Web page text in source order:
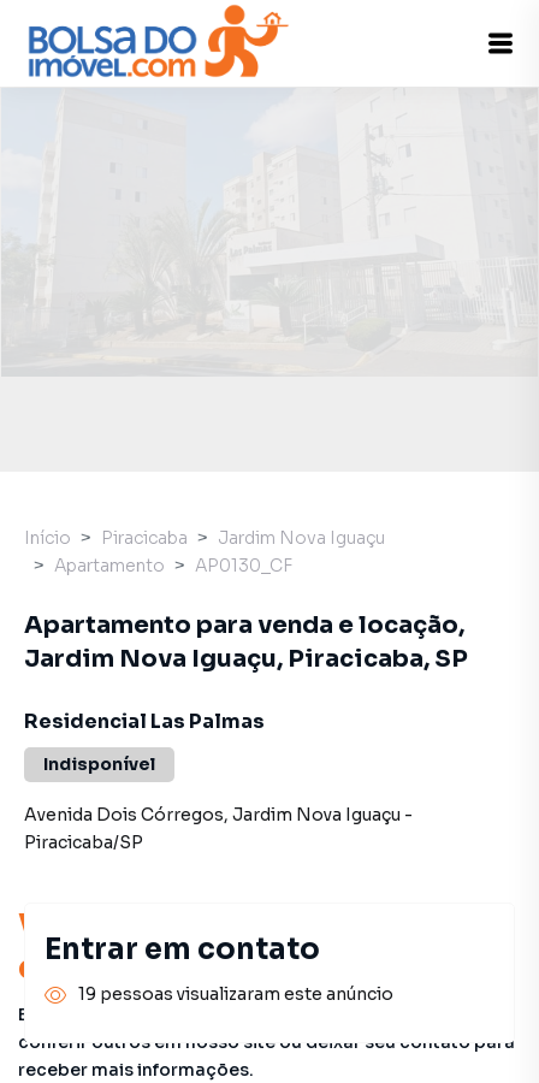
Você pode encontrar novas
oportunidades!
Este imóvel não está mais disponível, mas você pode
conferir outros em nosso site ou deixar seu contato para
receber mais informações.
Início Piracicaba
Jardim Nova Iguaçu
Apartamento
AP0130_CF
Apartamento para venda e locação,
Jardim Nova Iguaçu, Piracicaba, SP
Residencial Las Palmas
Indisponível
Avenida Dois Córregos, Jardim Nova Iguaçu -
Piracicaba/SP
Entrar em contato
19 pessoas visualizaram este anúncio